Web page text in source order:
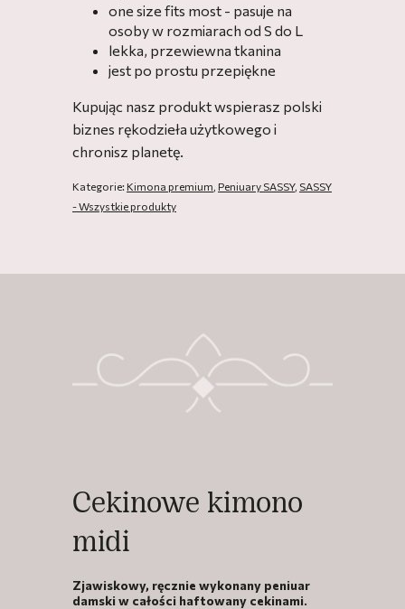
one size fits most - pasuje na
osoby w rozmiarach od S do L
lekka, przewiewna tkanina
jest po prostu przepiękne
Kupując nasz produkt wspierasz polski
biznes rękodzieła użytkowego i
chronisz planetę.
Kategorie: Kimona premium Peniuary SASSY, SASSY
- Wszystkie produkty
Cekinowe kimono
midi
Zjawiskowy, ręcznie wykonany peniuar
damski w całości haftowany cekinami.